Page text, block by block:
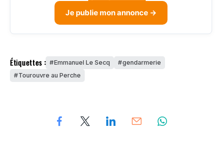
Je publie mon annonce →
Étiquettes : Emmanuel Le Secq
gendarmerie
Tourouvre au Perche